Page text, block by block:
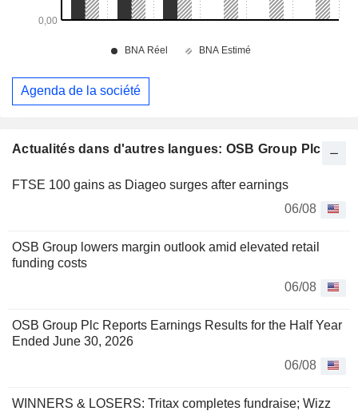
Actualités dans d'autres langues: OSB Group Plc
FTSE 100 gains as Diageo surges after earnings
06/08
OSB Group lowers margin outlook amid elevated retail
funding costs
06/08
OSB Group Plc Reports Earnings Results for the Half Year
Ended June 30, 2026
06/08
WINNERS & LOSERS: Tritax completes fundraise; Wizz
Agenda de la société